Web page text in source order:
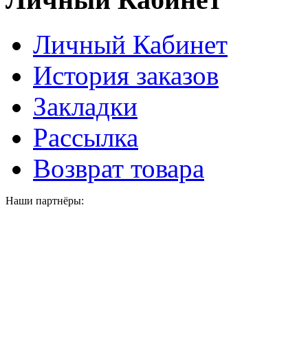
Личный Кабинет
История заказов
Закладки
Рассылка
Возврат товара
Наши партнёры: